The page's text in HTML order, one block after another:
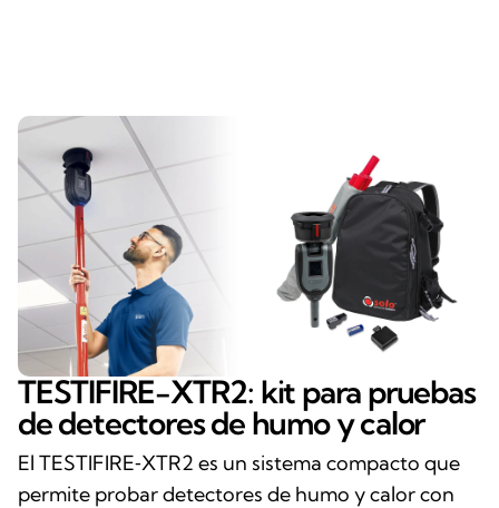
TESTIFIRE-XTR2: kit para pruebas
de detectores de humo y calor
El TESTIFIRE‑XTR2 es un sistema compacto que
permite probar detectores de humo y calor con